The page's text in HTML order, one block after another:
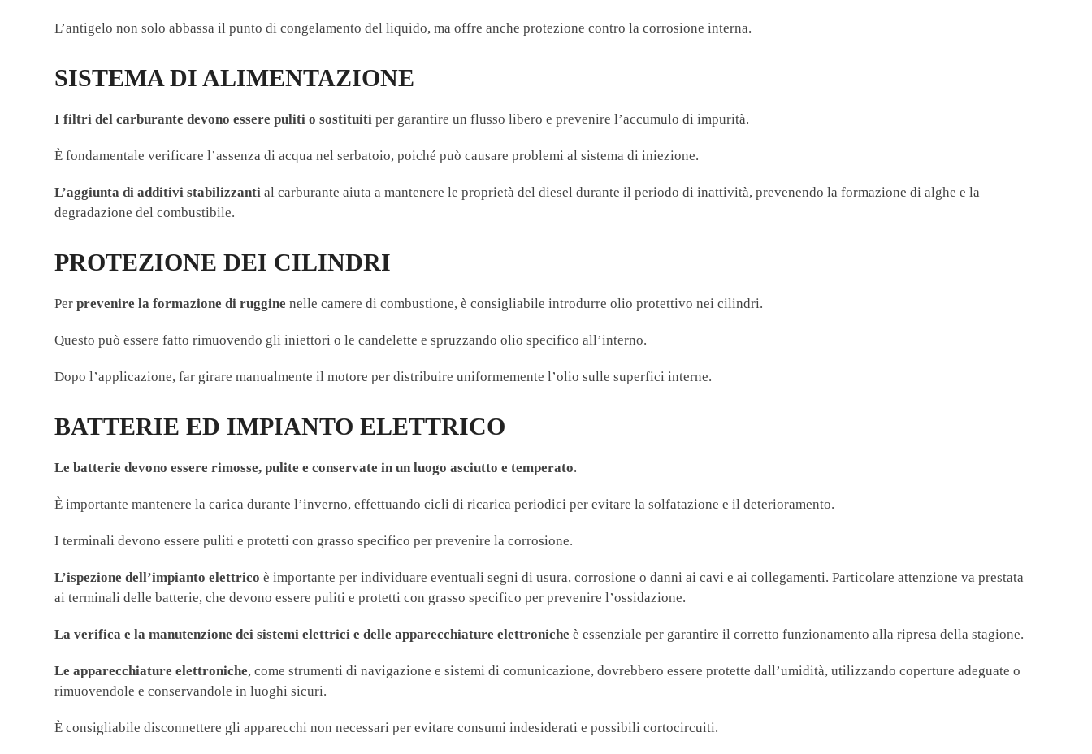
L’antigelo non solo abbassa il punto di congelamento del liquido, ma offre anche protezione contro la corrosione interna.
SISTEMA DI ALIMENTAZIONE
I filtri del carburante devono essere puliti o sostituiti per garantire un flusso libero e prevenire l’accumulo di impurità.
È fondamentale verificare l’assenza di acqua nel serbatoio, poiché può causare problemi al sistema di iniezione.
L’aggiunta di additivi stabilizzanti al carburante aiuta a mantenere le proprietà del diesel durante il periodo di inattività, prevenendo la formazione di alghe e la
degradazione del combustibile.
PROTEZIONE DEI CILINDRI
Perprevenire la formazione di ruggine nelle camere di combustione, è consigliabile introdurre olio protettivo nei cilindri.
Questo può essere fatto rimuovendo gli iniettori o le candelette e spruzzando olio specifico all’interno.
Dopo l’applicazione, far girare manualmente il motore per distribuire uniformemente l’olio sulle superfici interne.
BATTERIE ED IMPIANTO ELETTRICO
Le batterie devono essere rimosse, pulite e conservate in un luogo asciutto e temperato.
È importante mantenere la carica durante l’inverno, effettuando cicli di ricarica periodici per evitare la solfatazione e il deterioramento.
I terminali devono essere puliti e protetti con grasso specifico per prevenire la corrosione.
L’ispezione dell’impianto elettrico è importante per individuare eventuali segni di usura, corrosione o danni ai cavi e ai collegamenti. Particolare attenzione va prestata
ai terminali delle batterie, che devono essere puliti e protetti con grasso specifico per prevenire l’ossidazione.
La verifica e la manutenzione dei sistemi elettrici e delle apparecchiature elettroniche è essenziale per garantire il corretto funzionamento alla ripresa della stagione.
Le apparecchiature elettroniche, come strumenti di navigazione e sistemi di comunicazione, dovrebbero essere protette dall’umidità, utilizzando coperture adeguate o
rimuovendole e conservandole in luoghi sicuri.
È consigliabile disconnettere gli apparecchi non necessari per evitare consumi indesiderati e possibili cortocircuiti.